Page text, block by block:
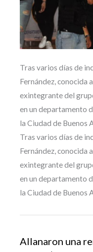
Tras varios días de
Fernández, conocida
exintegrante del
en un departamento
la Ciudad de Buenos
Tras varios días de
Fernández, conocida
exintegrante del
en un departamento
la Ciudad de Buenos
Allanaron una